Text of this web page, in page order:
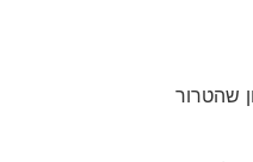
שהטרור